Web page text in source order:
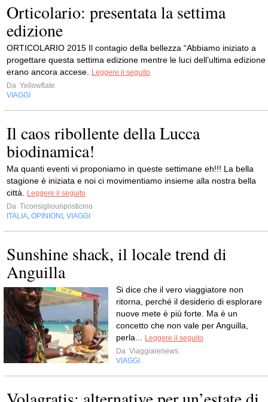
Orticolario: presentata la settima
edizione
ORTICOLARIO 2015 Il contagio della bellezza “Abbiamo iniziato a
progettare questa settima edizione mentre le luci dell’ultima edizione
erano ancora accese.
Leggere il seguito
Da Yellowflate
VIAGGI
Il caos ribollente della Lucca
biodinamica!
Ma quanti eventi vi proponiamo in queste settimane eh!!! La bella
stagione è iniziata e noi ci movimentiamo insieme alla nostra bella
città.
Leggere il seguito
Da Ticonsigliounposticino
ITALIA OPINIONI VIAGGI
Sunshine shack, il locale trend di
Anguilla
Si dice che il vero viaggiatore non
ritorna, perché il desiderio di esplorare
nuove mete è più forte. Ma è un
concetto che non vale per Anguilla,
perla...
Leggere il seguito
Da Viaggiarenews
VIAGGI